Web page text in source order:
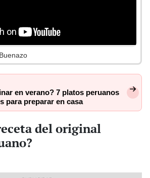
en verano? 7 platos peruanos
para preparar en casa
del original